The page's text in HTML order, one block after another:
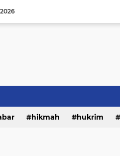
hikmah hukrim